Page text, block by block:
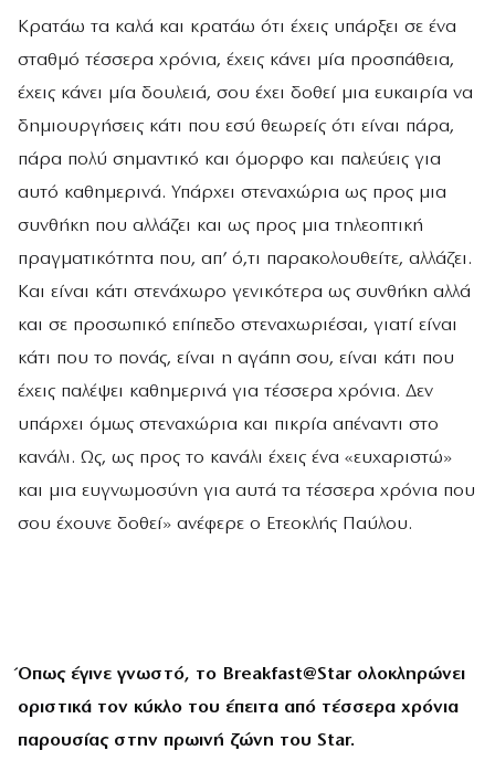
Κρατάω τα καλά και κρατάω ότι έχεις υπάρξει σε ένα
σταθμό τέσσερα χρόνια, έχεις κάνει μία προσπάθεια,
έχεις κάνει μία δουλειά, σου έχει δοθεί μια ευκαιρία να
δημιουργήσεις κάτι που εσύ θεωρείς ότι είναι πάρα,
πάρα πολύ σημαντικό και όμορφο και παλεύεις για
αυτό καθημερινά. Υπάρχει στεναχώρια ως προς μια
συνθήκη που αλλάζει και ως προς μια τηλεοπτική
πραγματικότητα που, απ’ ό,τι παρακολουθείτε, αλλάζει.
Και είναι κάτι στενάχωρο γενικότερα ως συνθήκη αλλά
και σε προσωπικό επίπεδο στεναχωριέσαι, γιατί είναι
κάτι που το πονάς, είναι η αγάπη σου, είναι κάτι που
έχεις παλέψει καθημερινά για τέσσερα χρόνια. Δεν
υπάρχει όμως στεναχώρια και πικρία απέναντι στο
κανάλι. Ως, ως προς το κανάλι έχεις ένα «ευχαριστώ»
και μια ευγνωμοσύνη για αυτά τα τέσσερα χρόνια που
σου έχουνε δοθεί» ανέφερε ο Ετεοκλής Παύλου.
Όπως έγινε γνωστό, το Breakfast@Star ολοκληρώνει
οριστικά τον κύκλο του έπειτα από τέσσερα χρόνια
παρουσίας στην πρωινή ζώνη του Star.